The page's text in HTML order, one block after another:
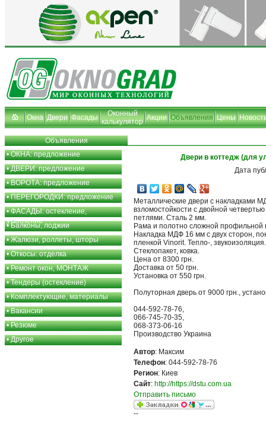
Окна Двери Фасады
Оконный
калькулятор Акции Объявления Цены
Объявления
•ОКНА: предложение
•ДВЕРИ: предложение
•ВОРОТА: предложение
•ПЕРЕГОРОДКИ: предложение
•ФАСАДЫ: остекление,
утепление
•Балконы, лоджии
•Жалюзи, роллеты, шторы
•Откосы: отделка
•Ремонт окон, МОНТАЖ
•Тендеры (остекление)
•Комплектующие, материалы
•Вакансии
•Резюме
•Другое
Двери в коттедж (для
Дата
Металлические двери с накладками
взломостойкости с двойной
петлями. Сталь 2 мм.
Рама и полотно сложной профильной
Накладка МДФ 16 мм с двух сторон,
пленкой Vinorit. Тепло-, звукоизоляция.
Стеклопакет, ковка.
Цена от 8300 грн.
Доставка от 50 грн.
Установка от 550 грн.
Полуторная дверь от 9000 грн.,
044-592-78-76,
066-745-70-35,
068-373-06-16
Производство Украина
Автор: Максим
Телефон: 044-592-78-76
Регион: Киев
Сайт: http://https://dstu.com.ua
Отправить письмо
--